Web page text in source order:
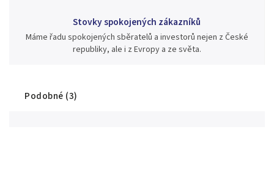
Stovky spokojených zákazníků
Máme řadu spokojených sběratelů a investorů nejen z České
republiky, ale i z Evropy a ze světa.
Podobné (3)